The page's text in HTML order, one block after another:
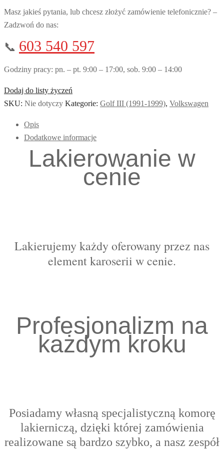
Masz jakieś pytania, lub chcesz złożyć zamówienie telefonicznie? –
Zadzwoń do nas:
📞 603 540 597
Godziny pracy: pn. – pt. 9:00 – 17:00, sob. 9:00 – 14:00
Dodaj do listy życzeń
SKU: Nie dotyczy Kategorie: Golf III (1991-1999), Volkswagen
Opis
Dodatkowe informacje
Lakierowanie w
cenie
Lakierujemy każdy oferowany przez nas
element karoserii w cenie.
Profesjonalizm na
każdym kroku
Posiadamy własną specjalistyczną komorę
lakierniczą, dzięki której zamówienia
realizowane są bardzo szybko, a nasz zespół